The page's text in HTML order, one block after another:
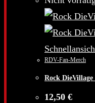
RDV-Fan-Merch
Rock
12,50 €